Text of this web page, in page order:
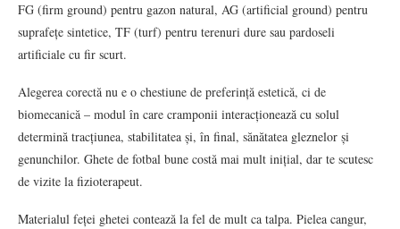
FG (firm ground) pentru gazon natural, AG (artificial ground) pentru
suprafețe sintetice, TF (turf) pentru terenuri dure sau pardoseli
artificiale cu fir scurt.
Alegerea corectă nu e o chestiune de preferință estetică, ci de
biomecanică – modul în care cramponii interacționează cu solul
determină tracțiunea, stabilitatea și, în final, sănătatea gleznelor și
genunchilor. Ghete de fotbal bune costă mai mult inițial, dar te scutesc
de vizite la fizioterapeut.
Materialul feței ghetei contează la fel de mult ca talpa. Pielea cangur,